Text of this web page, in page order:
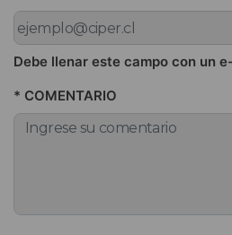
Debe llenar este campo con un
* COMENTARIO